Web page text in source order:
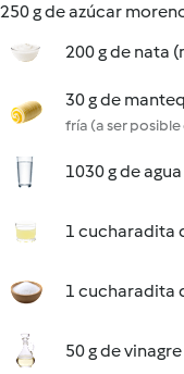
250 g de azúcar
200 g de nata
30 g de
fría (a ser
1030 g de agua
1 cucharadita
1 cucharadita
50 g de vinagre